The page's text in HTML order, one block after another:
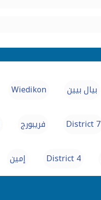
بيال بيين Wiedikon
District 7 فريبورج
District 4 إمين